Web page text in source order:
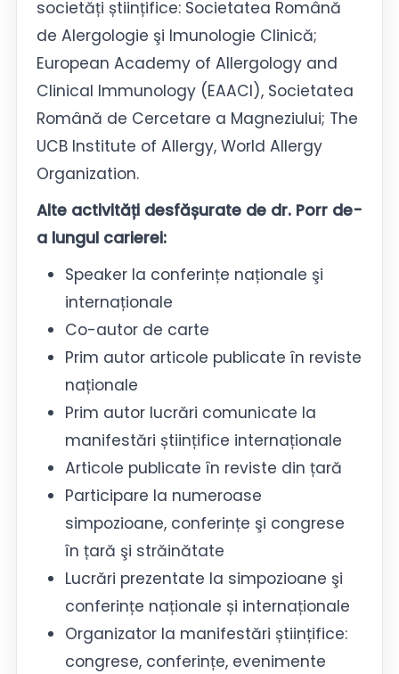
societăți științifice: Societatea Română
de Alergologie şi Imunologie Clinică;
European Academy of Allergology and
Clinical Immunology (EAACI), Societatea
Română de Cercetare a Magneziului; The
UCB Institute of Allergy, World Allergy
Organization.
Alte activități desfășurate de dr. Porr de-
a lungul carierei:
Speaker la conferințe naționale şi
internaționale
Co-autor de carte
Prim autor articole publicate în reviste
naționale
Prim autor lucrări comunicate la
manifestări științifice internaționale
Articole publicate în reviste din țară
Participare la numeroase
simpozioane, conferințe şi congrese
în țară şi străinătate
Lucrări prezentate la simpozioane şi
conferințe naționale și internaționale
Organizator la manifestări științifice:
congrese, conferințe, evenimente